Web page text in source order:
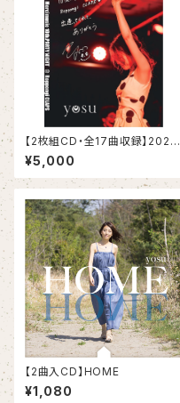
【2枚組CD・全17曲収録】2023.
8.5 yosu LIVEREC
¥5,000
【2曲入CD】HOME
¥1,080